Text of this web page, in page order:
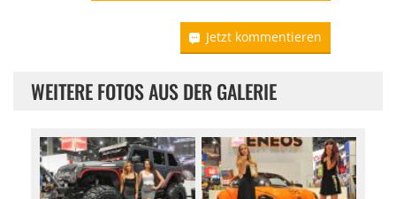
Jetzt kommentieren
WEITERE FOTOS AUS DER GALERIE